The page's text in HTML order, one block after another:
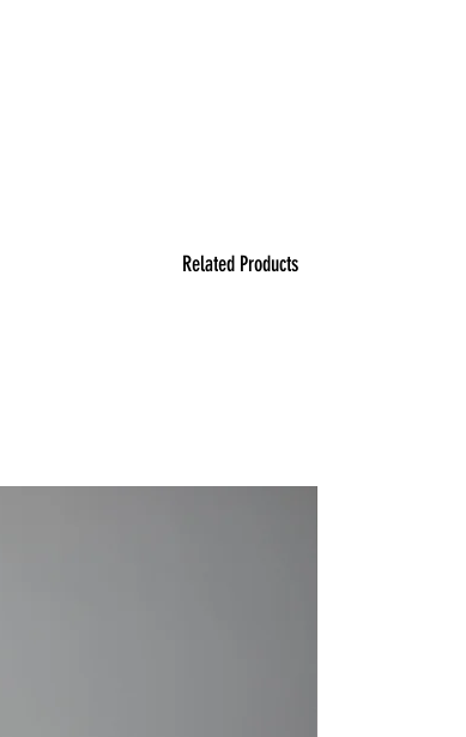
Related Products